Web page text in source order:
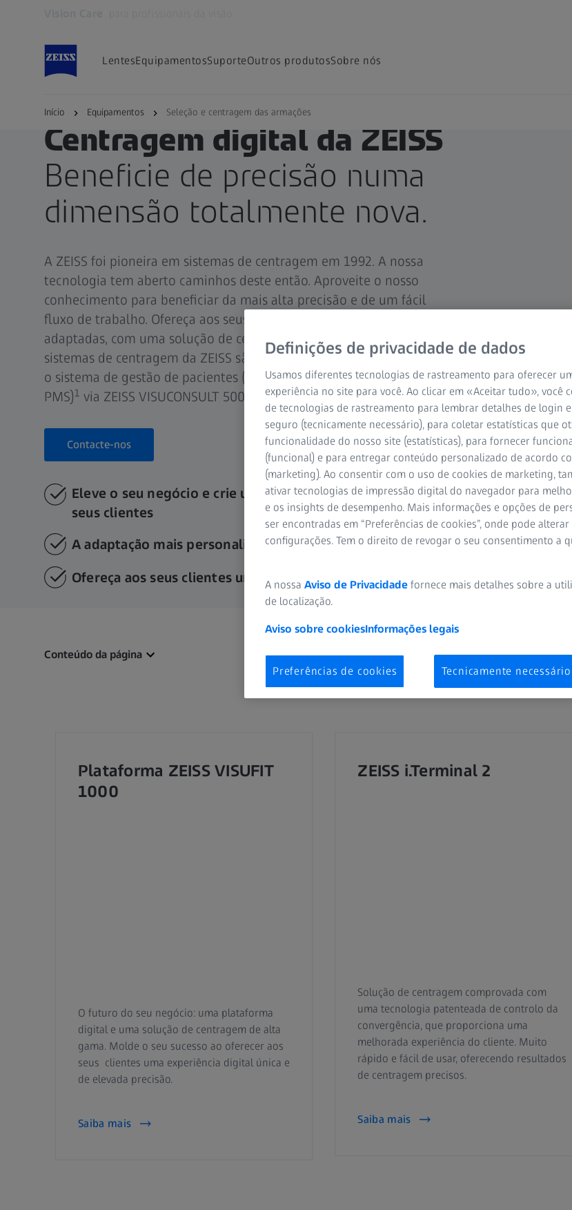
LentesEquipamentosSuporteOutros produtosSobre nós
Início Equipamentos Seleção e centragem das armações
ZEISS PARA OS PROFISSIONAIS DA VISÃO
Centragem digital da ZEISS
Beneficie de precisão numa
dimensão totalmente nova.
A ZEISS foi pioneira em sistemas de centragem em 1992. A nossa
tecnologia tem aberto caminhos deste então. Aproveite o nosso
conhecimento para beneficiar da mais alta precisão e de um fácil
fluxo de trabalho. Ofereça aos seus clientes lentes perfeitamente
adaptadas, com uma solução de centragem à sua escolha. Os
sistemas de centragem da ZEISS são completamente integrados com
o sistema de gestão de pacientes (Patient Management System,
PMS)1 via ZEISS VISUCONSULT 500.
Contacte-nos
Eleve o seu negócio e crie uma experiência única para os
seus clientes
A adaptação mais personalizada para os seus clientes
Ofereça aos seus clientes um desempenho excecional
Conteúdo da página
Plataforma ZEISS VISUFIT
1000
O futuro do seu negócio: uma plataforma
digital e uma solução de centragem de alta
gama. Molde o seu sucesso ao oferecer aos
seus clientes uma experiência digital única e
de elevada precisão.
Saiba mais
ZEISS i.Terminal 2
Solução de centragem comprovada com
uma tecnologia patenteada de controlo da
convergência, que proporciona uma
melhorada experiência do cliente. Muito
rápido e fácil de usar, oferecendo resultados
de centragem precisos.
Saiba mais
Definições de privacidade de dados
Usamos diferentes tecnologias de rastreamento para oferecer
experiência no site para você. Ao clicar em «Aceitar tudo», você
de tecnologias de rastreamento para lembrar detalhes de login
seguro (tecnicamente necessário), para coletar estatísticas que
funcionalidade do nosso site (estatísticas), para fornecer
(funcional) e para entregar conteúdo personalizado de acordo
(marketing). Ao consentir com o uso de cookies de marketing,
ativar tecnologias de impressão digital do navegador para
e os insights de desempenho. Mais informações e opções de
ser encontradas em “Preferências de cookies”, onde pode alterar
configurações. Tem o direito de revogar o seu consentimento a
A nossa Aviso de Privacidade fornece mais detalhes sobre a
de localização.
Aviso sobre cookiesInformações legais
Preferências de cookies Tecnicamente necessário